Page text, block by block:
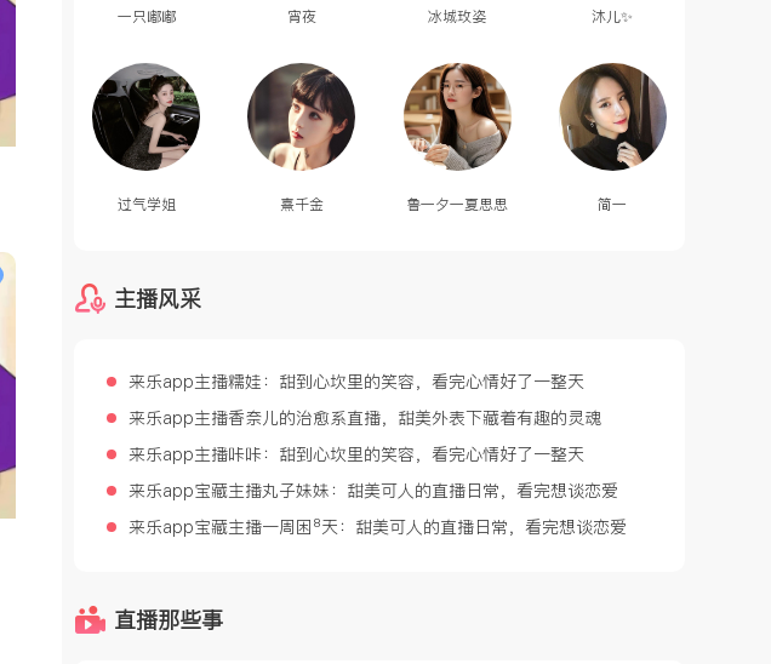
一只嘟嘟 宵夜 冰城玫姿 沐儿✨
过气学姐 熹千金 鲁一夕一夏思思 简一
主播风采
来乐app主播糯娃：甜到心坎里的笑容，看完心情好了一整天
来乐app主播香奈儿的治愈系直播，甜美外表下藏着有趣的灵魂
来乐app主播咔咔：甜到心坎里的笑容，看完心情好了一整天
来乐app宝藏主播丸子妹妹：甜美可人的直播日常，看完想谈恋爱
来乐app宝藏主播一周困⁸天：甜美可人的直播日常，看完想谈恋爱
直播那些事